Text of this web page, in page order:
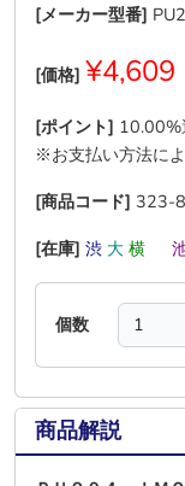
[メーカー型番]
[価格] ¥4,609
[ポイント] 10.00%
※お支払い方法に
[商品コード] 323-
[在庫] 渋 大 横
個数
商品解説